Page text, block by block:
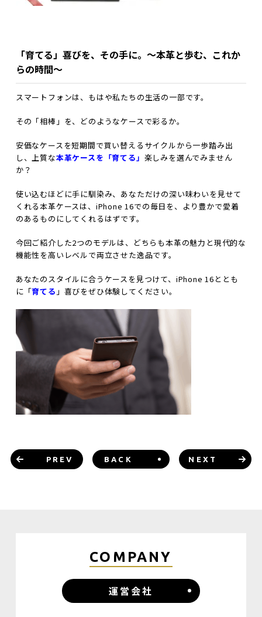
「育てる」喜びを、その手に。～本革と歩む、これか
らの時間～
スマートフォンは、もはや私たちの生活の一部です。
その「相棒」を、どのようなケースで彩るか。
安価なケースを短期間で買い替えるサイクルから一歩踏み出
し、上質な本革ケースを「育てる」 楽しみを選んでみません
か？
使い込むほどに手に馴染み、あなただけの深い味わいを見せて
くれる本革ケースは、iPhone 16での毎日を、より豊かで愛着
のあるものにしてくれるはずです。
今回ご紹介した2つのモデルは、どちらも本革の魅力と現代的な
機能性を高いレベルで両立させた逸品です。
あなたのスタイルに合うケースを見つけて、iPhone 16ととも
に「育てる 」喜びをぜひ体験してください。
PREV NEXT
BACK
COMPANY
運営会社